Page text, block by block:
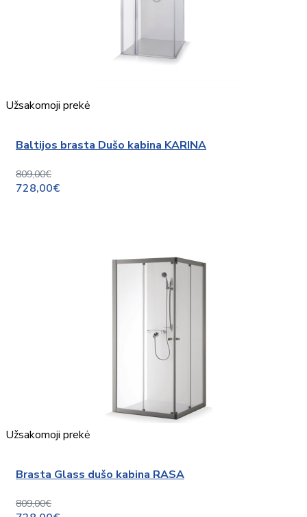
Užsakomoji prekė
Baltijos brasta Dušo kabina KARINA
809,00€
728,00€
Užsakomoji prekė
Brasta Glass dušo kabina RASA
809,00€